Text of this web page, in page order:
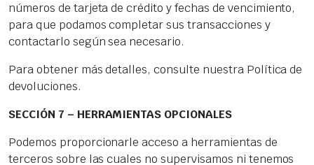
números de tarjeta de crédito y fechas de vencimiento,
para que podamos completar sus transacciones y
contactarlo según sea necesario.
Para obtener más detalles, consulte nuestra Política de
devoluciones.
SECCIÓN 7 – HERRAMIENTAS OPCIONALES
Podemos proporcionarle acceso a herramientas de
terceros sobre las cuales no supervisamos ni tenemos